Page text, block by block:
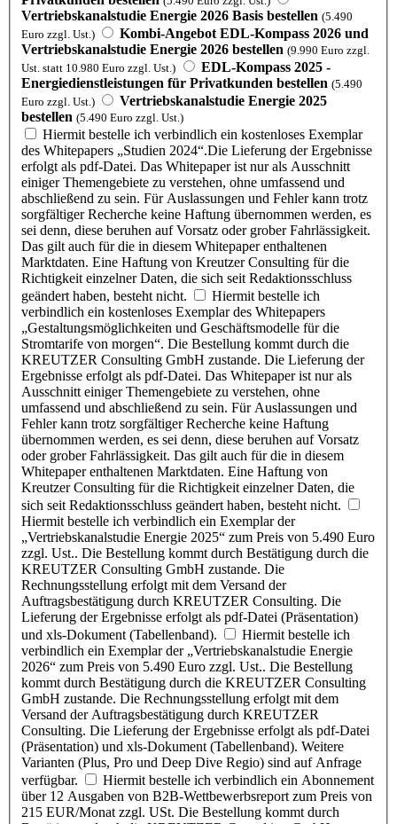
Vertriebskanalstudie Energie 2026 Basis bestellen (5.490
Euro zzgl. Ust.)
Kombi-Angebot EDL-Kompass 2026 und
Vertriebskanalstudie Energie 2026 bestellen (9.990 Euro zzgl.
Ust. statt 10.980 Euro zzgl. Ust.)
EDL-Kompass 2025 -
Energiedienstleistungen für Privatkunden bestellen (5.490
Euro zzgl. Ust.)
Vertriebskanalstudie Energie 2025
bestellen (5.490 Euro zzgl. Ust.)
Hiermit bestelle ich verbindlich ein kostenloses Exemplar
des Whitepapers „Studien 2024“.Die Lieferung der Ergebnisse
erfolgt als pdf-Datei. Das Whitepaper ist nur als Ausschnitt
einiger Themengebiete zu verstehen, ohne umfassend und
abschließend zu sein. Für Auslassungen und Fehler kann trotz
sorgfältiger Recherche keine Haftung übernommen werden, es
sei denn, diese beruhen auf Vorsatz oder grober Fahrlässigkeit.
Das gilt auch für die in diesem Whitepaper enthaltenen
Marktdaten. Eine Haftung von Kreutzer Consulting für die
Richtigkeit einzelner Daten, die sich seit Redaktionsschluss
geändert haben, besteht nicht.
Hiermit bestelle ich
verbindlich ein kostenloses Exemplar des Whitepapers
„Gestaltungsmöglichkeiten und Geschäftsmodelle für die
Stromtarife von morgen“. Die Bestellung kommt durch die
KREUTZER Consulting GmbH zustande. Die Lieferung der
Ergebnisse erfolgt als pdf-Datei. Das Whitepaper ist nur als
Ausschnitt einiger Themengebiete zu verstehen, ohne
umfassend und abschließend zu sein. Für Auslassungen und
Fehler kann trotz sorgfältiger Recherche keine Haftung
übernommen werden, es sei denn, diese beruhen auf Vorsatz
oder grober Fahrlässigkeit. Das gilt auch für die in diesem
Whitepaper enthaltenen Marktdaten. Eine Haftung von
Kreutzer Consulting für die Richtigkeit einzelner Daten, die
sich seit Redaktionsschluss geändert haben, besteht nicht.
Hiermit bestelle ich verbindlich ein Exemplar der
„Vertriebskanalstudie Energie 2025“ zum Preis von 5.490 Euro
zzgl. Ust.. Die Bestellung kommt durch Bestätigung durch die
KREUTZER Consulting GmbH zustande. Die
Rechnungsstellung erfolgt mit dem Versand der
Auftragsbestätigung durch KREUTZER Consulting. Die
Lieferung der Ergebnisse erfolgt als pdf-Datei (Präsentation)
und xls-Dokument (Tabellenband).
Hiermit bestelle ich
verbindlich ein Exemplar der „Vertriebskanalstudie Energie
2026“ zum Preis von 5.490 Euro zzgl. Ust.. Die Bestellung
kommt durch Bestätigung durch die KREUTZER Consulting
GmbH zustande. Die Rechnungsstellung erfolgt mit dem
Versand der Auftragsbestätigung durch KREUTZER
Consulting. Die Lieferung der Ergebnisse erfolgt als pdf-Datei
(Präsentation) und xls-Dokument (Tabellenband). Weitere
Varianten (Plus, Pro und Deep Dive Regio) sind auf Anfrage
verfügbar.
Hiermit bestelle ich verbindlich ein Abonnement
über 12 Ausgaben von B2B-Wettbewerbsreport zum Preis von
215 EUR/Monat zzgl. USt. Die Bestellung kommt durch